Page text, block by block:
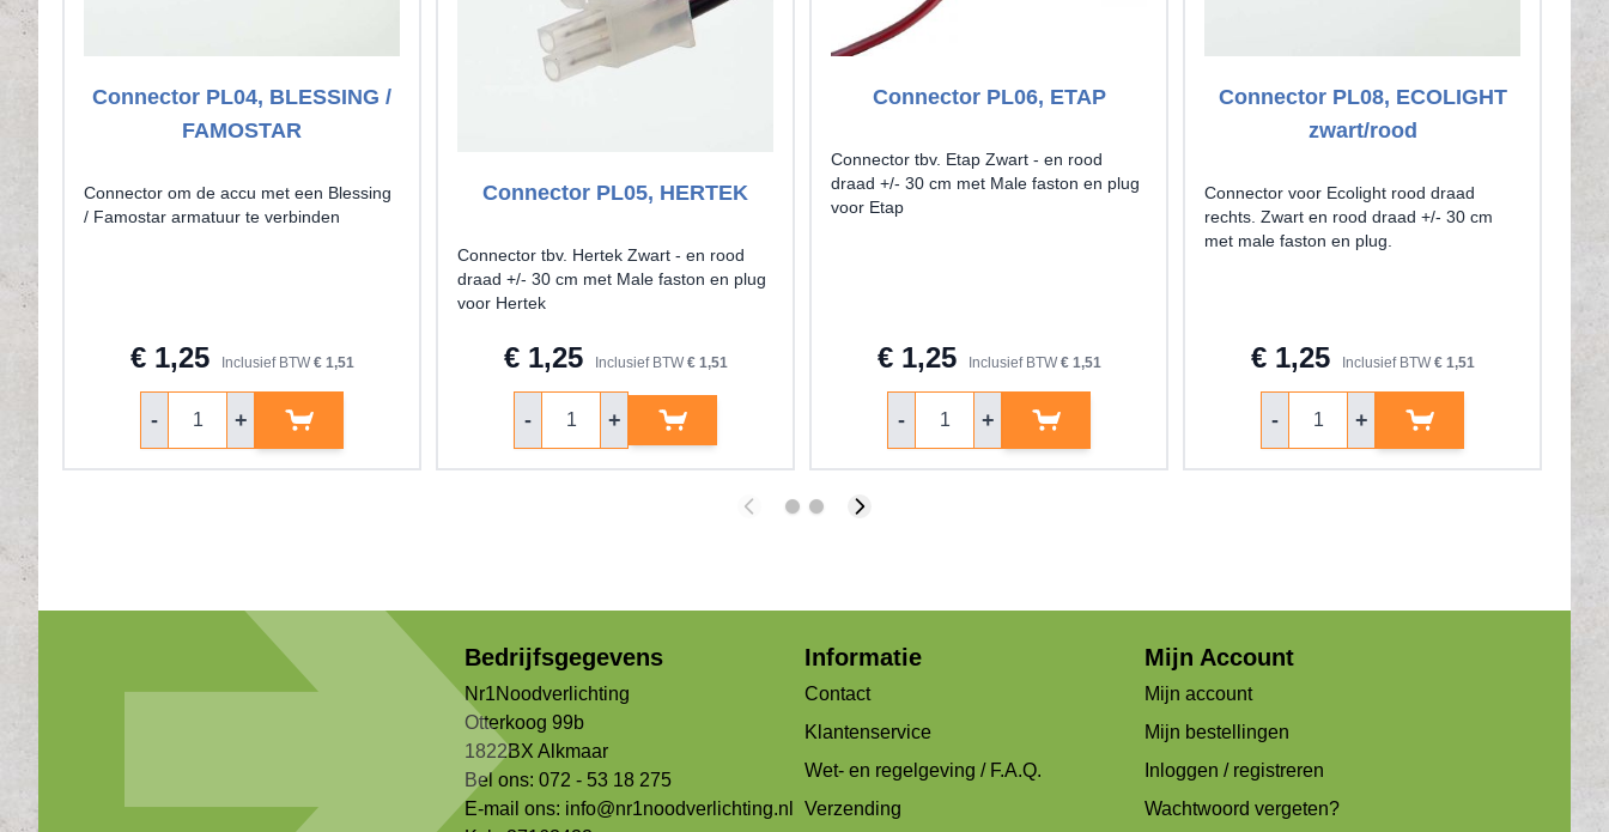
Connector PL04, BLESSING /
FAMOSTAR
Connector om de accu met een Blessing
/ Famostar armatuur te verbinden
€ 1,25 Inclusief BTW € 1,51
- +
Connector PL05, HERTEK
Connector tbv. Hertek Zwart - en rood
draad +/- 30 cm met Male faston en plug
voor Hertek
€ 1,25 Inclusief BTW € 1,51
- +
Connector PL06, ETAP
Connector tbv. Etap Zwart - en rood
draad +/- 30 cm met Male faston en plug
voor Etap
€ 1,25 Inclusief BTW € 1,51
- +
Connector PL08, ECOLIGHT
zwart/rood
Connector voor Ecolight rood draad
rechts. Zwart en rood draad +/- 30 cm
met male faston en plug.
€ 1,25 Inclusief BTW € 1,51
- +
Bedrijfsgegevens
Nr1Noodverlichting
Otterkoog 99b
1822BX Alkmaar
Bel ons: 072 - 53 18 275
E-mail ons: info@nr1noodverlichting.nl
Informatie
Contact
Klantenservice
Wet- en regelgeving / F.A.Q.
Verzending
Mijn Account
Mijn account
Mijn bestellingen
Inloggen / registreren
Wachtwoord vergeten?